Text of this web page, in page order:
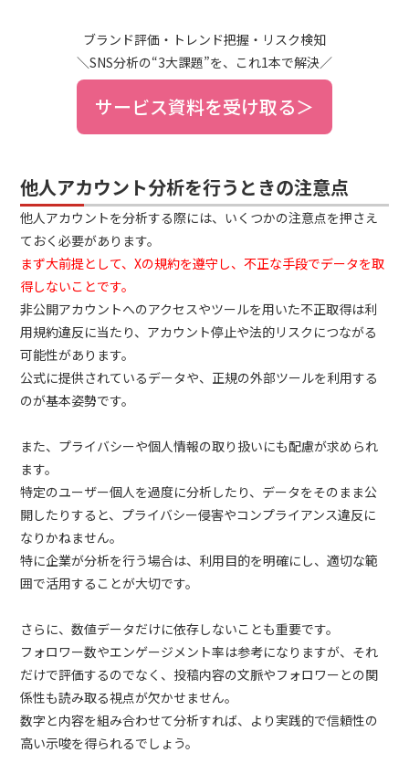
ブランド評価・トレンド把握・リスク検知
＼SNS分析の“3大課題”を、これ1本で解決／
サービス資料を受け取る＞
他人アカウント分析を行うときの注意点
他人アカウントを分析する際には、いくつかの注意点を押さえ
ておく必要があります。
まず大前提として、Xの規約を遵守し、不正な手段でデータを取
得しないことです。
非公開アカウントへのアクセスやツールを用いた不正取得は利
用規約違反に当たり、アカウント停止や法的リスクにつながる
可能性があります。
公式に提供されているデータや、正規の外部ツールを利用する
のが基本姿勢です。
また、プライバシーや個人情報の取り扱いにも配慮が求められ
ます。
特定のユーザー個人を過度に分析したり、データをそのまま公
開したりすると、プライバシー侵害やコンプライアンス違反に
なりかねません。
特に企業が分析を行う場合は、利用目的を明確にし、適切な範
囲で活用することが大切です。
さらに、数値データだけに依存しないことも重要です。
フォロワー数やエンゲージメント率は参考になりますが、それ
だけで評価するのでなく、投稿内容の文脈やフォロワーとの関
係性も読み取る視点が欠かせません。
数字と内容を組み合わせて分析すれば、より実践的で信頼性の
高い示唆を得られるでしょう。